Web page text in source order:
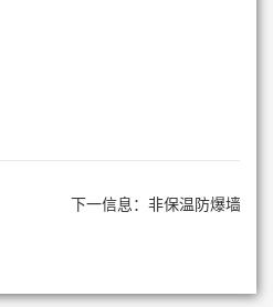
下一信息：非保温防爆墙